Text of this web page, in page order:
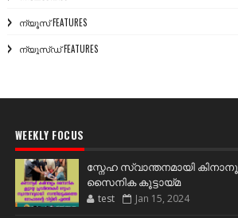
ന്യൂസ് FEATURES
ന്യൂസ്ഡ് FEATURES
WEEKLY FOCUS
സ്നേഹ സ്വാന്തനമായി
സൈനിക കൂട്ടായ്മ
test Jan 15, 2024